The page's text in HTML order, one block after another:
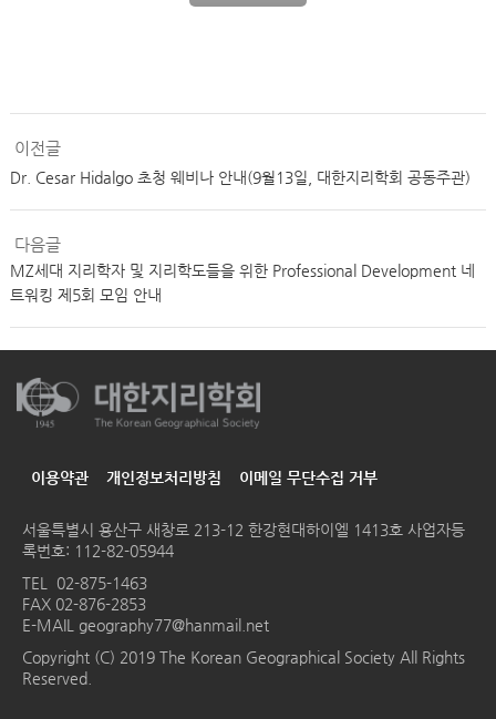
이전글
Dr. Cesar Hidalgo 초청 웨비나 안내(9월13일, 대한지리학회 공동주관)
다음글
MZ세대 지리학자 및 지리학도들을 위한 Professional Development 네
트워킹 제5회 모임 안내
이용약관 개인정보처리방침 이메일 무단수집 거부
서울특별시 용산구 새창로 213-12 한강현대하이엘 1413호 사업자등
록번호: 112-82-05944
TEL 02-875-1463
FAX 02-876-2853
E-MAIL geography77@hanmail.net
Copyright (C) 2019 The Korean Geographical Society All Rights
Reserved.